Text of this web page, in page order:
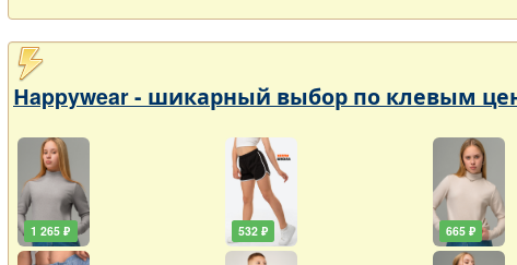
Нappywear - шикарный выбор по клевым
1 265 ₽ 532 ₽ 665 ₽